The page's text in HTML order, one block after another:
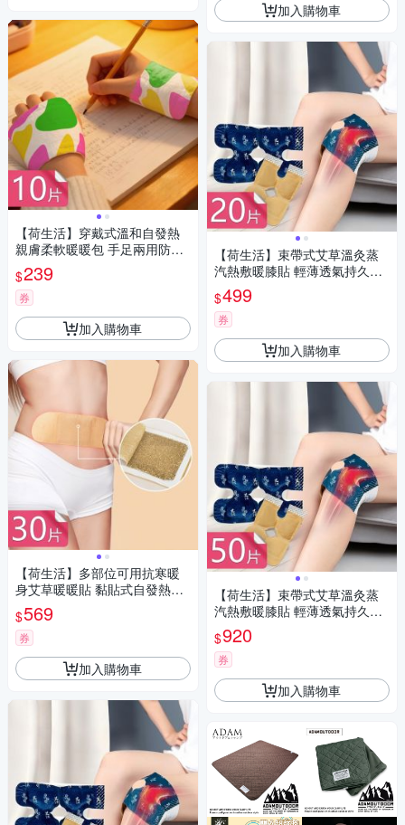
【荷生活】穿戴式溫和自發熱
親膚柔軟暖暖包 手足兩用防寒
保暖便攜暖手貼-10片組
$239
券
加入購物車
【荷生活】多部位可用抗寒暖
身艾草暖暖貼 黏貼式自發熱舒
緩疲勞艾灸暖貼-30片組
$569
券
加入購物車
加入購物車
【荷生活】束帶式艾草溫灸蒸
汽熱敷暖膝貼 輕薄透氣持久恆
溫自發熱保暖貼-20片組
$499
券
加入購物車
【荷生活】束帶式艾草溫灸蒸
汽熱敷暖膝貼 輕薄透氣持久恆
溫自發熱保暖貼-50片組
$920
券
加入購物車